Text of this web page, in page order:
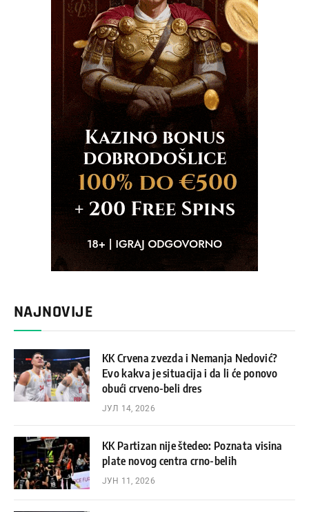
NAJNOVIJE
KK Crvena zvezda i Nemanja Nedović?
Evo kakva je situacija i da li će ponovo
obući crveno-beli dres
ЈУЛ 14, 2026
KK Partizan nije štedeo: Poznata visina
plate novog centra crno-belih
ЈУН 11, 2026